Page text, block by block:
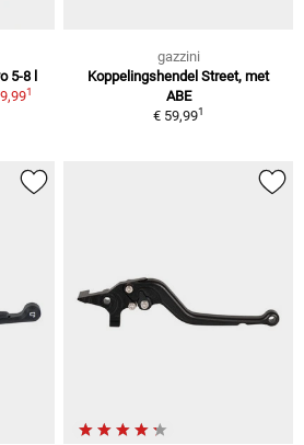
5-8 l
1
gazzini
Koppelingshendel Street, met
ABE
€ 59,991